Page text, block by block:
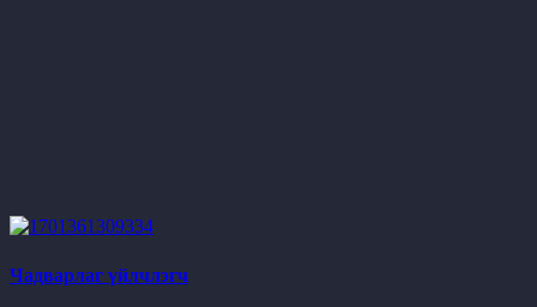
Чадварлаг үйлчлэгч